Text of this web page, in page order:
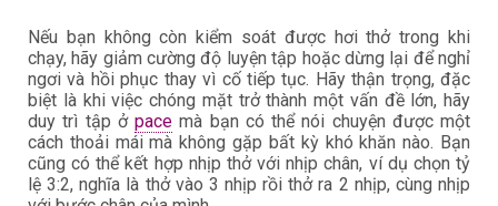
Nếu bạn không còn kiểm soát được hơi thở trong khi
chạy, hãy giảm cường độ luyện tập hoặc dừng lại để nghỉ
ngơi và hồi phục thay vì cố tiếp tục. Hãy thận trọng, đặc
biệt là khi việc chóng mặt trở thành một vấn đề lớn, hãy
duy trì tập ở pace mà bạn có thể nói chuyện được một
cách thoải mái mà không gặp bất kỳ khó khăn nào. Bạn
cũng có thể kết hợp nhịp thở với nhịp chân, ví dụ chọn tỷ
lệ 3:2, nghĩa là thở vào 3 nhịp rồi thở ra 2 nhịp, cùng nhịp